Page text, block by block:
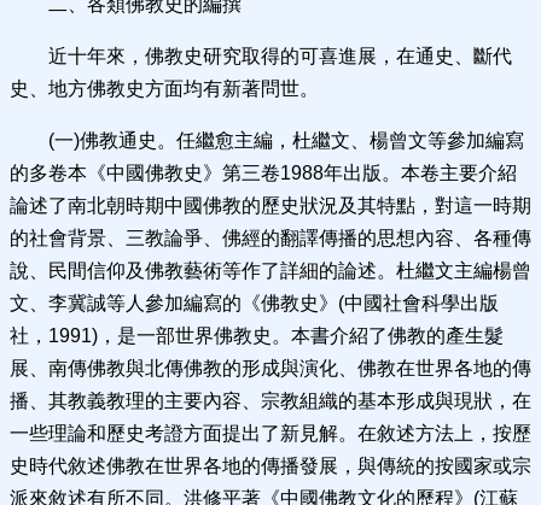
近十年來，佛教史研究取得的可喜進展，在通史、斷代
史、地方佛教史方面均有新著問世。
(一)佛教通史。任繼愈主編，杜繼文、楊曾文等參加編寫
的多卷本《中國佛教史》第三卷1988年出版。本卷主要介紹
論述了南北朝時期中國佛教的歷史狀況及其特點，對這一時期
的社會背景、三教論爭、佛經的翻譯傳播的思想內容、各種傳
說、民間信仰及佛教藝術等作了詳細的論述。杜繼文主編楊曾
文、李冀誠等人參加編寫的《佛教史》(中國社會科學出版
社，1991)，是一部世界佛教史。本書介紹了佛教的產生髮
展、南傳佛教與北傳佛教的形成與演化、佛教在世界各地的傳
播、其教義教理的主要內容、宗教組織的基本形成與現狀，在
一些理論和歷史考證方面提出了新見解。在敘述方法上，按歷
史時代敘述佛教在世界各地的傳播發展，與傳統的按國家或宗
派來敘述有所不同。洪修平著《中國佛教文化的歷程》(江蘇